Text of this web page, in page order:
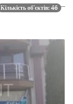
Кількість об'єктів: 46